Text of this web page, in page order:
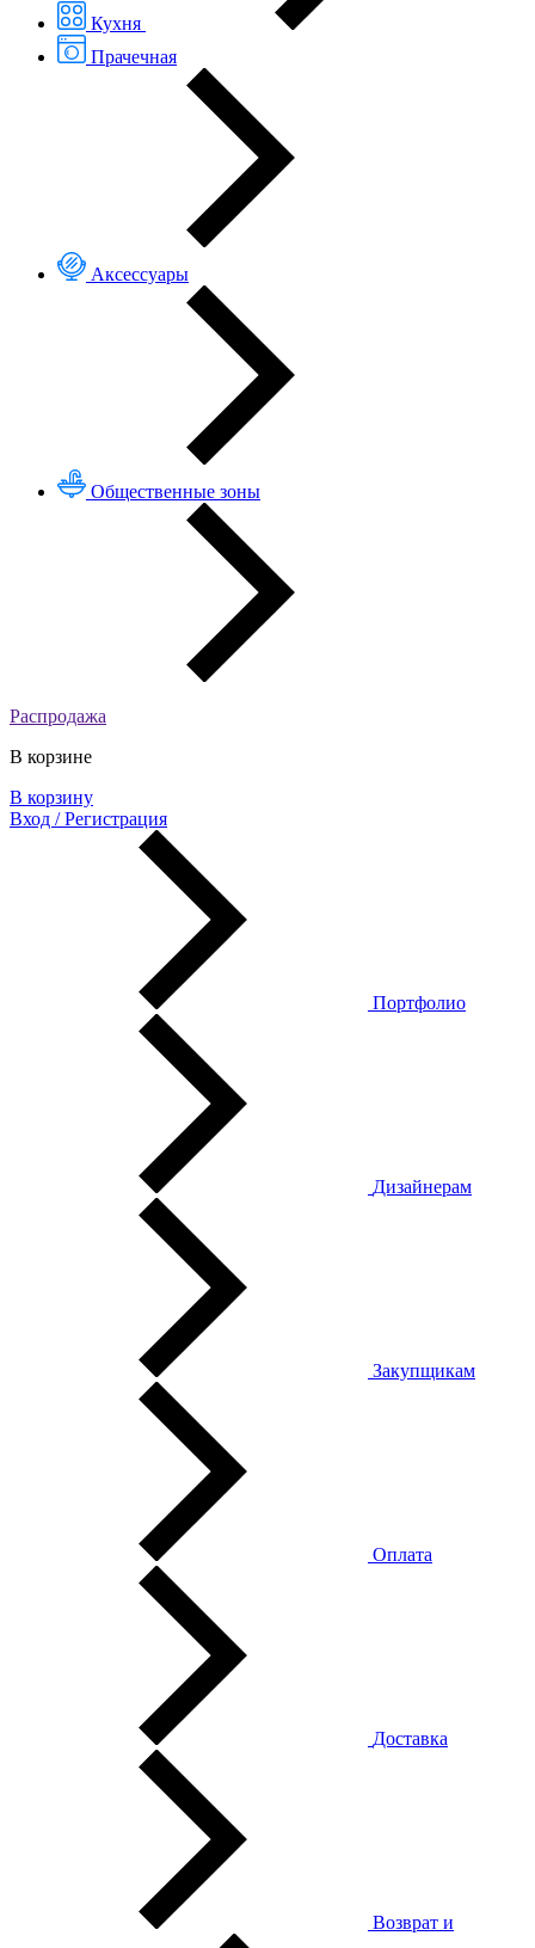
Кухня
Прачечная
Аксессуары
Общественные зоны
Распродажа
В корзине
В корзину
Вход / Регистрация
Портфолио
Дизайнерам
Закупщикам
Оплата
Доставка
Возврат и